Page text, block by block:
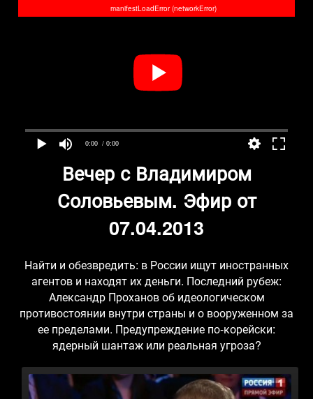
0:00 / 0:00
manifestLoadError (networkError)
Вечер с Владимиром
Соловьевым. Эфир от
07.04.2013
Найти и обезвредить: в России ищут иностранных
агентов и находят их деньги. Последний рубеж:
Александр Проханов об идеологическом
противостоянии внутри страны и о вооруженном за
ее пределами. Предупреждение по-корейски:
ядерный шантаж или реальная угроза?